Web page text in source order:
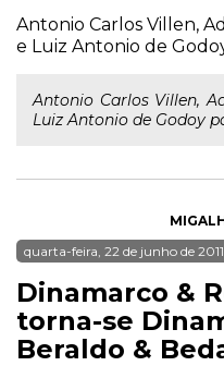
Antonio Carlos Villen,
e Luiz Antonio de
Antonio Carlos Villen,
Luiz Antonio de Godoy
quarta-feira, 22 de junho de 2011
Dinamarco &
torna-se
Beraldo &